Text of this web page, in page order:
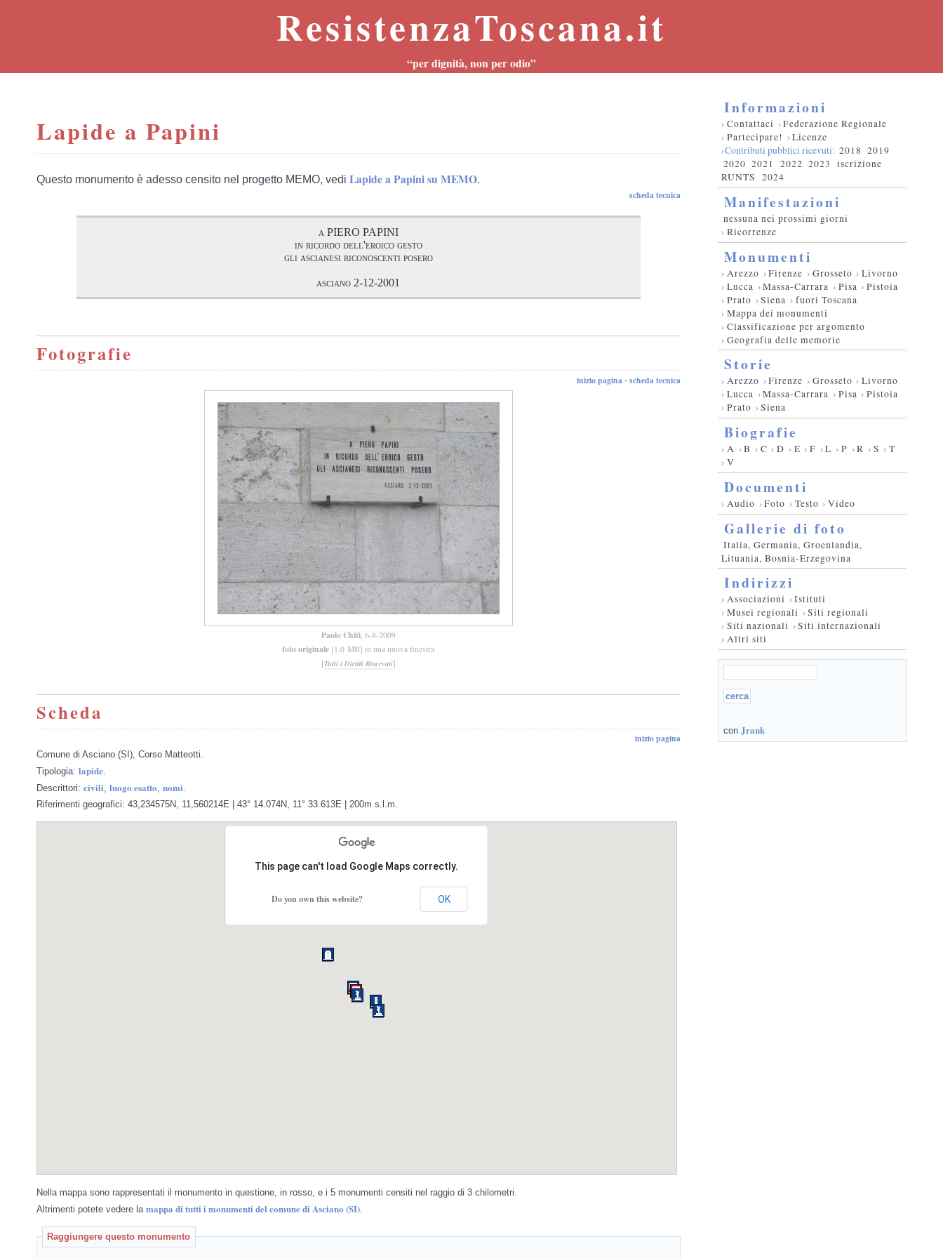
ResistenzaToscana.it
“per dignità, non per odio”
Lapide a Papini
Questo monumento è adesso censito nel progetto MEMO, vedi Lapide a Papini su MEMO.
scheda tecnica
a PIERO PAPINI
in ricordo dell'eroico gesto
gli ascianesi riconoscenti posero
asciano 2-12-2001
Fotografie
inizio pagina - scheda tecnica
Paolo Chiti, 6-8-2009
foto originale [1,0 MB] in una nuova finestra
[Tutti i Diritti Riservati]
Scheda
inizio pagina
Comune di Asciano (SI), Corso Matteotti.
Tipologia: lapide
Descrittori: civili luogo esatto nomi
Riferimenti geografici: 43,234575N, 11,560214E | 43° 14.074N, 11° 33.613E | 200m s.l.m.
This page can't load Google Maps correctly.
Do you own this website? OK
Nella mappa sono rappresentati il monumento in questione, in rosso, e i 5 monumenti censiti nel raggio di 3 chilometri.
Altrimenti potete vedere la mappa di tutti i monumenti del comune di Asciano (SI)
Raggiungere questo monumento
Informazioni
› Contattaci ›Federazione Regionale
› Partecipare! ›Licenze
›Contributi pubblici ricevuti: 2018 2019
2020 2021 2022 2023
iscrizione
RUNTS
2024
Manifestazioni
nessuna nei prossimi giorni
› Ricorrenze
Monumenti
› Arezzo ›Firenze › Grosseto › Livorno
› Lucca ›Massa-Carrara › Pisa › Pistoia
› Prato ›Siena › fuori Toscana
› Mappa dei monumenti
› Classificazione per argomento
› Geografia delle memorie
Storie
› Arezzo ›Firenze › Grosseto › Livorno
› Lucca ›Massa-Carrara › Pisa › Pistoia
› Prato ›Siena
Biografie
› A ›B › C › D › E › F ›L › P ›R › S › T
› V
Documenti
› Audio ›Foto › Testo › Video
Gallerie di foto
Italia, Germania, Groenlandia,
Lituania, Bosnia-Erzegovina
Indirizzi
› Associazioni ›Istituti
› Musei regionali ›Siti regionali
› Siti nazionali ›Siti internazionali
› Altri siti
con Jrank